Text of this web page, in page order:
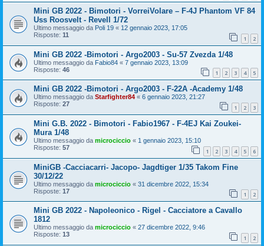
Mini GB 2022 - Bimotori - VorreiVolare – F-4J Phantom VF 84
Uss Roosvelt - Revell 1/72
Ultimo messaggio da Poli 19 « 12 gennaio 2023, 17:05
Risposte: 11 1 2
Mini GB 2022 -Bimotori - Argo2003 - Su-57 Zvezda 1/48
Ultimo messaggio da Fabio84 « 7 gennaio 2023, 13:09
Risposte: 46 1 2 3 4 5
Mini GB 2022 -Bimotori - Argo2003 - F-22A -Academy 1/48
Ultimo messaggio da Starfighter84 « 6 gennaio 2023, 21:27
Risposte: 27 1 2 3
Mini G.B. 2022 - Bimotori - Fabio1967 - F-4EJ Kai Zoukei-
Mura 1/48
Ultimo messaggio da microciccio « 1 gennaio 2023, 15:10
Risposte: 57 1 2 3 4 5 6
MiniGB -Cacciacarri- Jacopo- Jagdtiger 1/35 Takom Fine
30/12/22
Ultimo messaggio da microciccio « 31 dicembre 2022, 15:34
Risposte: 17 1 2
Mini GB 2022 - Napoleonico - Rigel - Cacciatore a Cavallo
1812
Ultimo messaggio da microciccio « 27 dicembre 2022, 9:46
Risposte: 13 1 2